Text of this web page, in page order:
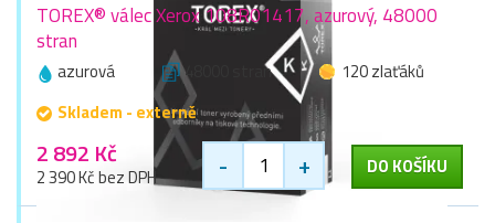
TOREX® válec Xerox 108R01417, azurový, 48000
stran
azurová 48000 stran
120 zlaťáků
Skladem - externě
2 892 Kč
2 390 Kč bez DPH - + DO KOŠÍKU